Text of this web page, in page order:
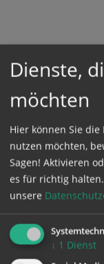
Diese Meldung
loggen Sie sich
Produkt
Bitte melden
und Passwort
Benutzername
Dienste,
möchten
Hier können Sie
nutzen möchten,
Sagen! Aktivieren
es für richtig halten.
unsere
↓ 1 Dienst